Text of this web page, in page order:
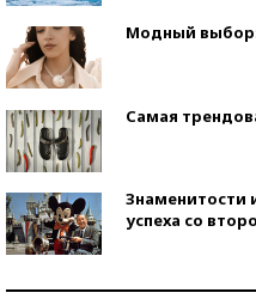
Модный выбор:
Самая
Знаменитости
успеха со